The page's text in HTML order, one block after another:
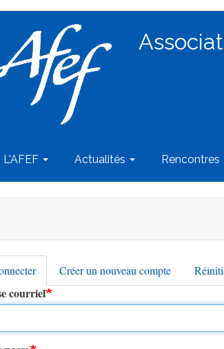
Navigation
principale
L'AFEF Actualités Rencontres
(onglet
actif)
Créer un nouveau compte
courriel